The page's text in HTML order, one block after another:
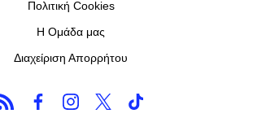
Πολιτική Cookies
Η Ομάδα μας
Διαχείριση Απορρήτου